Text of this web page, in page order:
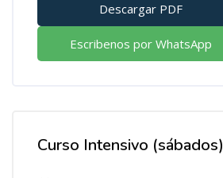
Descargar PDF
Escribenos por WhatsApp
Curso Intensivo (sábados)